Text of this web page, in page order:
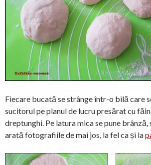
Fiecare bucată se strânge într-o bilă care
sucitorul pe planul de lucru presărat cu
dreptunghi. Pe latura mica se pune brânză,
arată fotografiile de mai jos, la fel ca și la